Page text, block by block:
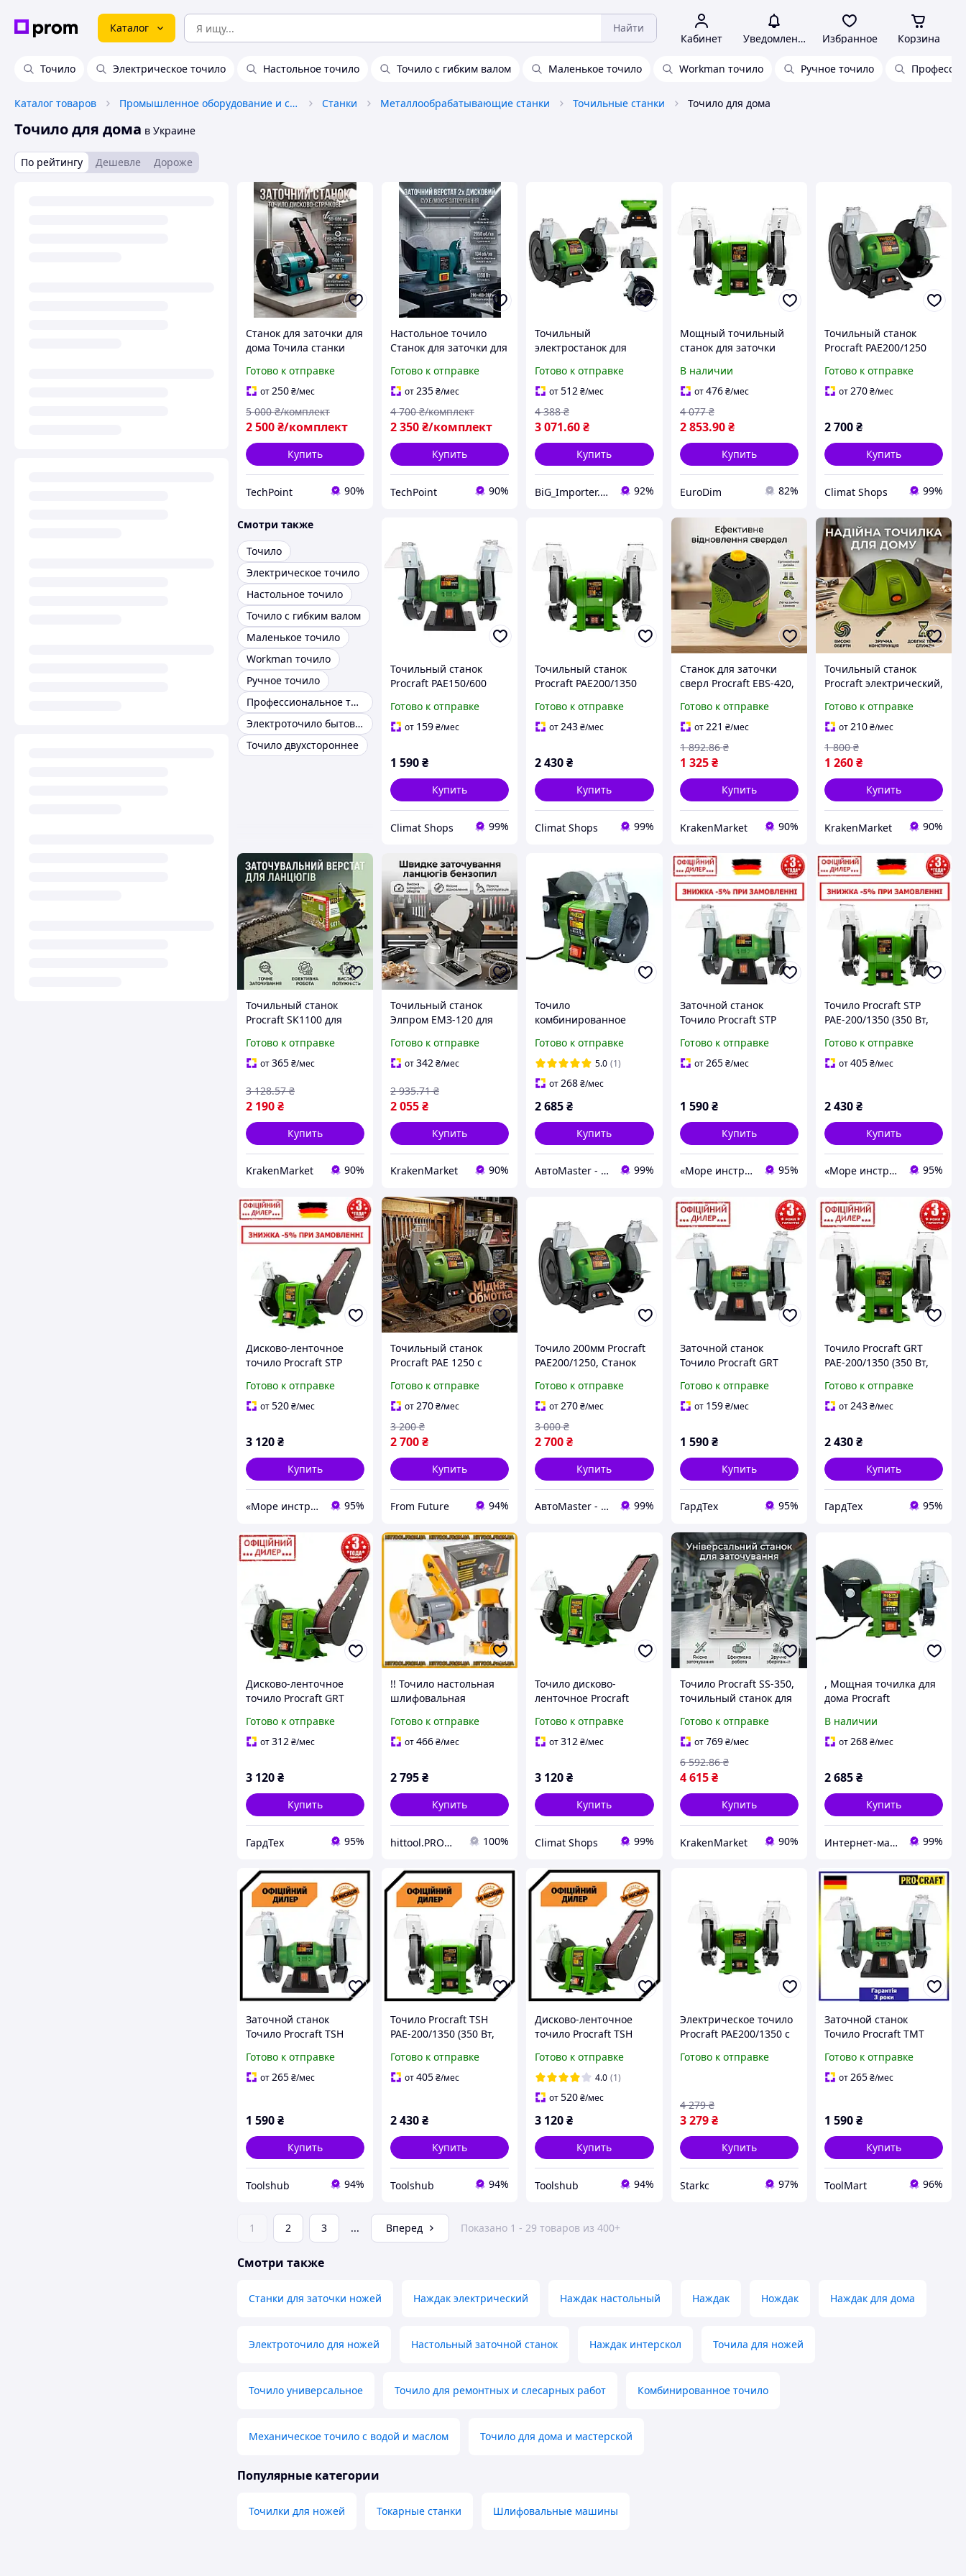
Каталог Найти
Кабинет Уведомления Избранное Корзина
Точило Электрическое точило Настольное точило Точило с гибким валом Маленькое точило Workman точило Ручное точило
Каталог товаров Промышленное оборудование и станки Станки Металлообрабатывающие станки Точильные станки Точило для дома
Точило для дома в Украине
По рейтингу Дешевле Дороже
Станок для заточки для
дома Точила станки
Точильный аппарат
Электрозаточной
станок
Готово к отправке
от250₴/мес
2 500₴/комплект
5 000 ₴/комплект
Купить
TechPoint 90%
Настольное точило
Станок для заточки для
Точильный станок для
заточки сверл
Точильный аппарат
Готово к отправке
от235₴/мес
2 350₴/комплект
4 700 ₴/комплект
Купить
TechPoint 90%
Точильный
электростанок для
инструмента Procraft
PAE200/1250,
Настольное точило для
дома
Готово к отправке
от512₴/мес
3 071.60₴
4 388 ₴
Купить
BiG_Importer.UA 92%
Мощный точильный
станок для заточки
инструментов Procraft
PAE200/1350,
Универсальное точило
для дома
В наличии
от476 ₴/мес
2 853.90 ₴
4 077 ₴
Купить
EuroDim 82%
Точильный станок
Procraft PAE200/1250
для дома дачи
дисковые точильные
Готово к отправке
от270₴/мес
2 700₴
Купить
Climat Shops 99%
Смотри также
Точило
Электрическое точило
Настольное точило
Точило с гибким валом
Маленькое точило
Workman точило
Ручное точило
Профессиональное точило
Электроточило бытовое
Точило двухстороннее
Точильный станок
Procraft PAE150/600
для дома дачи
дисковые точильные
Готово к отправке
от 159₴/мес
1 590₴
Купить
Climat Shops 99%
Точильный станок
Procraft PAE200/1350
для дома дачи
дисковые точильные
Готово к отправке
от243₴/мес
2 430₴
Купить
Climat Shops 99%
Станок для заточки
сверл Procraft EBS-420,
дома, сетевой, 220 В
1.5 кг с резиновыми
ножками. 95 кВт
Готово к отправке
от221 ₴/мес
1 325 ₴
1 892.86 ₴
Купить
KrakenMarket 90%
Точильный станок
Procraft электрический,
2800 об мин 45 кВт 1.4
кг для сверл и
дисковых пил. 210 мм
Готово к отправке
от210₴/мес
1 260₴
1 800 ₴
Купить
KrakenMarket 90%
Точильный станок
Procraft SK1100 для
точило для дома с 5700
об мин, 220 В и 108 мм
Готово к отправке
от365₴/мес
2 190₴
3 128.57 ₴
Купить
KrakenMarket 90%
Точильный станок
Элпром ЕМЗ-120 для
бензопил, точило для
дома с 5500 об мин и
мощность 120 кВт.
Готово к отправке
от342 ₴/мес
2 055₴
2 935.71 ₴
Купить
KrakenMarket 90%
Точило
комбинированное
Мощная точилка для
дома, Станок
точильный Прокрафт,
Гарантия 3 года
Готово к отправке
5.0 (1)
от268₴/мес
2 685₴
Купить
АвтоMaster - магазин 99%
Заточной станок
Точило Procraft STP
мм) для дома и дачи
Готово к отправке
от 265 ₴/мес
1 590 ₴
Купить
«Море инструментов» 95%
Точило Procraft STP
PAE-200/1350 (350 Вт,
дачи
Готово к отправке
от405₴/мес
2 430₴
Купить
«Море инструментов» 95%
Дисково-ленточное
точило Procraft STP
150 мм) для дома и
дачи
Готово к отправке
от520₴/мес
3 120₴
Купить
«Море инструментов» 95%
Точильный станок
Procraft PAE 1250 с
двигателем 350Вт,
обороты 2950, диаметр
круга 200мм, точило
для дома и работы
Готово к отправке
от270₴/мес
2 700₴
3 200 ₴
Купить
From Future 94%
Точило 200мм Procraft
PAE200/1250, Станок
Точильный станок для
дома, Электронаждак
Прокрафт
Готово к отправке
от270₴/мес
2 700₴
3 000 ₴
Купить
АвтоMaster - магазин 99%
Заточной станок
Точило Procraft GRT
мм) для дома и дачи
Готово к отправке
от 159 ₴/мес
1 590 ₴
Купить
ГардТех 95%
Точило Procraft GRT
PAE-200/1350 (350 Вт,
дачи
Готово к отправке
от243₴/мес
2 430₴
Купить
ГардТех 95%
Дисково-ленточное
точило Procraft GRT
150 мм) для дома и
дачи
Готово к отправке
от312₴/мес
3 120₴
Купить
ГардТех 95%
!! Точило настольная
шлифовальная
заточной станок для
дома POWERMAT
Готово к отправке
от466₴/мес
2 795₴
Купить
hittool.PROM.ua 100%
Точило дисково-
ленточное Procraft
профессиональный
точильный станок для
станки
Готово к отправке
от312₴/мес
3 120₴
Купить
Climat Shops 99%
Точило Procraft SS-350,
точильный станок для
сверл, 220В 5300 об
мин 110Вт диск 90-
400мм 5.4кг
электрическое
Готово к отправке
от769 ₴/мес
4 615 ₴
6 592.86 ₴
Купить
KrakenMarket 90%
, Мощная точилка для
дома Procraft
комбинированное,
Универсальный
В наличии
от268₴/мес
2 685₴
Купить
Интернет-магазин UKaTools 99%
Заточной станок
Точило Procraft TSH
мм) для дома и дачи
Готово к отправке
от265₴/мес
1 590₴
Купить
Toolshub 94%
Точило Procraft TSH
PAE-200/1350 (350 Вт,
дачи
Готово к отправке
от405₴/мес
2 430₴
Купить
Toolshub 94%
Дисково-ленточное
точило Procraft TSH
150 мм) для дома и
дачи
Готово к отправке
4.0 (1)
от520₴/мес
3 120₴
Купить
Toolshub 94%
Электрическое точило
Procraft PAE200/1350 с
350Вт, двумя кругами
гаража
Готово к отправке
3 279 ₴
4 279 ₴
Купить
Starkс 97%
Заточной станок
Точило Procraft TMT
мм) для дома и дачи
Готово к отправке
от265₴/мес
1 590₴
Купить
ToolMart 96%
1 2 3 ... Вперед Показано 1 - 29 товаров из 400+
Смотри также
Станки для заточки ножей Наждак электрический Наждак настольный Наждак Нождак Наждак для дома
Электроточило для ножей Настольный заточной станок Наждак интерскол Точила для ножей
Точило универсальное Точило для ремонтных и слесарных работ Комбинированное точило
Механическое точило с водой и маслом Точило для дома и мастерской
Популярные категории
Точилки для ножей Токарные станки Шлифовальные машины